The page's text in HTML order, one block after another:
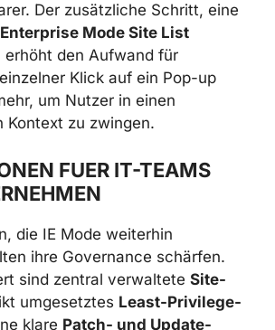
Der zusätzliche Schritt, eine
Enterprise Mode Site List
erhöht den Aufwand für
Klick auf ein Pop-up
um Nutzer in einen
Kontext zu zwingen.
FUER IT-TEAMS
die IE Mode weiterhin
ihre Governance schärfen.
sind zentral verwaltete Site-
umgesetztes Least-Privilege-
klare Patch- und Update-